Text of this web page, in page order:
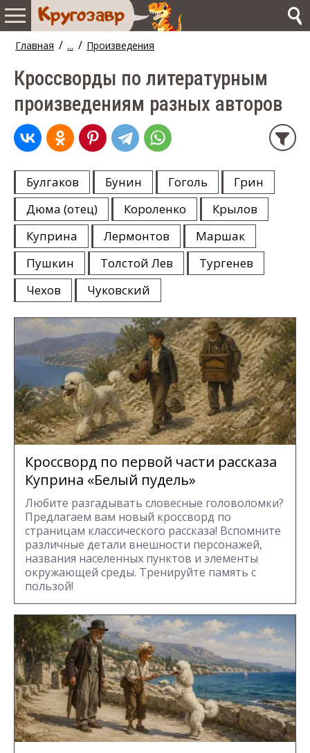
Главная / ... / Произведения
Кроссворды по литературным
произведениям разных авторов
Булгаков Бунин Гоголь
Грин
Дюма (отец)
Короленко
Крылов
Куприна
Лермонтов
Маршак
Пушкин
Толстой Лев
Тургенев
Чехов
Чуковский
Кроссворд по первой части рассказа
Куприна «Белый пудель»
Любите разгадывать словесные головоломки?
Предлагаем вам новый кроссворд по
страницам классического рассказа! Вспомните
различные детали внешности персонажей,
названия населенных пунктов и элементы
окружающей среды. Тренируйте память с
пользой!